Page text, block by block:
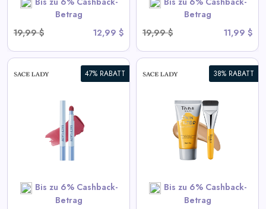
Betrag
19,99 $
12,99 $
Betrag
19,99 $
11,99 $
47% RABATT
Bis zu 6% Cashback-
Betrag
38% RABATT
Bis zu 6% Cashback-
Betrag
HAUTFILTER
KÖRPERKONSOLIDERER |
Übertragungsbeständig
View All Sace Lady Deals
SHOP NOW